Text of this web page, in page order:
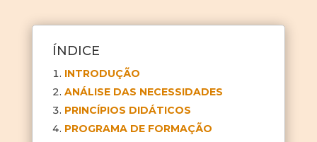
ÍNDICE
INTRODUÇÃO
ANÁLISE DAS NECESSIDADES
PRINCÍPIOS DIDÁTICOS
PROGRAMA DE FORMAÇÃO